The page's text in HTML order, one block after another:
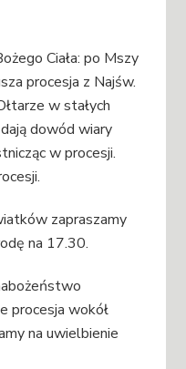
Ciała: po Mszy
procesja z Najśw.
w stałych
dowód wiary
w procesji.
zapraszamy
na 17.30.
procesja wokół
na uwielbienie